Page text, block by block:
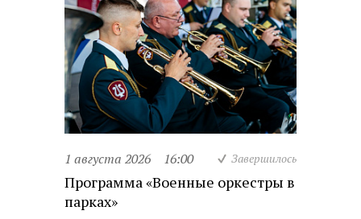
1 августа 2026 16:00 Завершилось
Программа «Военные оркестры в
парках»